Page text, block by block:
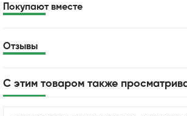
Покупают вместе
Отзывы
С этим товаром также